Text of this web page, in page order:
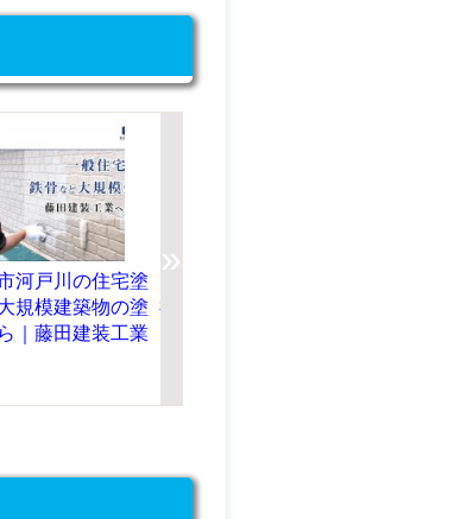
【クロスメイク福岡】
福岡市の安くて早い防
カビ効果の壁紙張替え
»